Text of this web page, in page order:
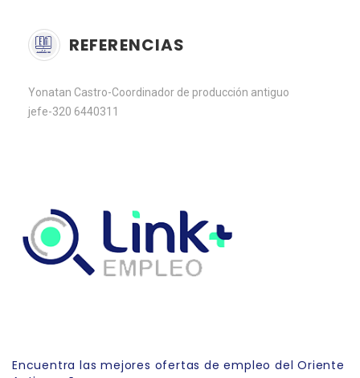
REFERENCIAS
Yonatan Castro-Coordinador de producción antiguo
jefe-‪320 6440311‬
Encuentra las mejores ofertas de empleo del Oriente